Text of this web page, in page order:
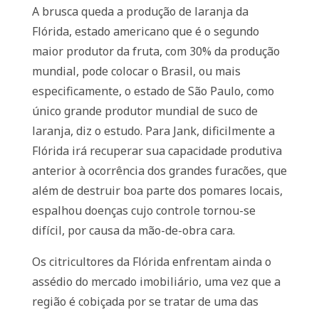
A brusca queda a produção de laranja da
Flórida, estado americano que é o segundo
maior produtor da fruta, com 30% da produção
mundial, pode colocar o Brasil, ou mais
especificamente, o estado de São Paulo, como
único grande produtor mundial de suco de
laranja, diz o estudo. Para Jank, dificilmente a
Flórida irá recuperar sua capacidade produtiva
anterior à ocorrência dos grandes furacões, que
além de destruir boa parte dos pomares locais,
espalhou doenças cujo controle tornou-se
difícil, por causa da mão-de-obra cara.
Os citricultores da Flórida enfrentam ainda o
assédio do mercado imobiliário, uma vez que a
região é cobiçada por se tratar de uma das